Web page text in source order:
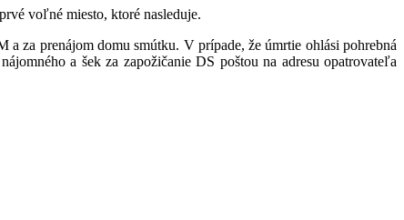
voľné miesto, ktoré nasleduje.
za prenájom domu smútku. V prípade, že úmrtie ohlási pohrebná
a šek za zapožičanie DS poštou na adresu opatrovateľa